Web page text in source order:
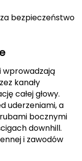
bezpieczeństwo
kanały
całej głowy.
uderzeniami, a
bocznymi
downhill.
i zawodów